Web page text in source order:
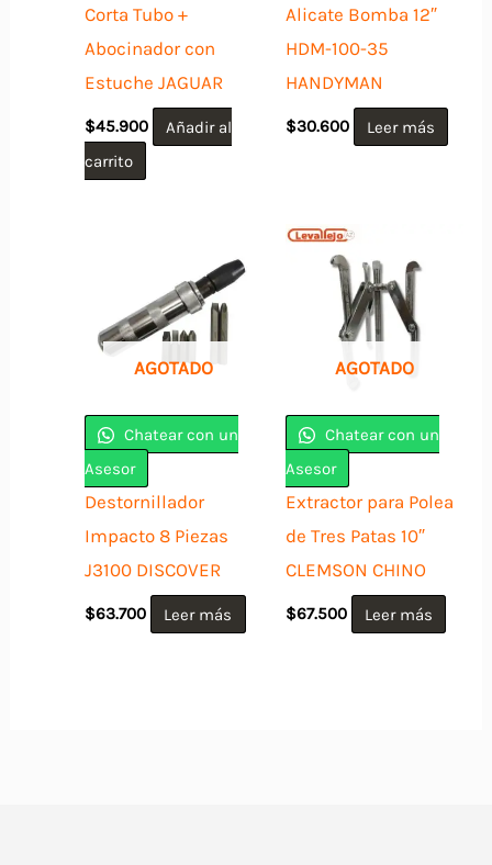
Corta Tubo +
Abocinador con
Estuche JAGUAR
$45.900
Añadir al
carrito
Alicate Bomba 12″
HDM-100-35
HANDYMAN
$30.600 Leer más
AGOTADO
Chatear con un
Asesor
Destornillador
Impacto 8 Piezas
J3100 DISCOVER
$63.700 Leer más
AGOTADO
Chatear con un
Asesor
Extractor para Polea
de Tres Patas 10″
CLEMSON CHINO
$67.500 Leer más